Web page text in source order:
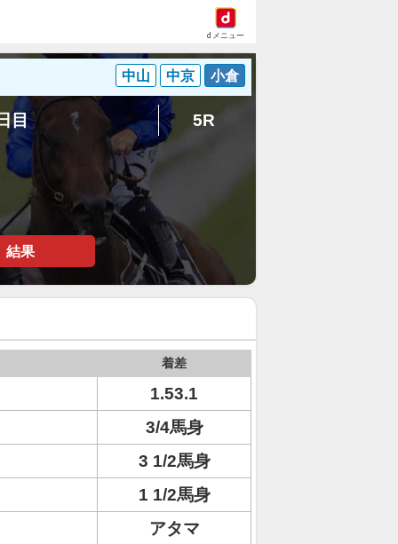
dメニュー
中山 中京 小倉
目 5R
結果
着差
1.53.1
3/4馬身
3 1/2馬身
1 1/2馬身
アタマ